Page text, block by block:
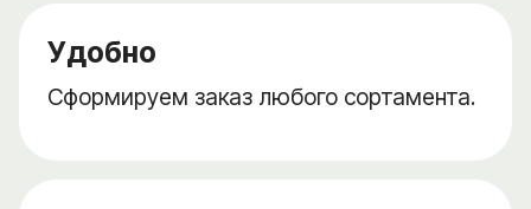
Удобно
Сформируем заказ любого сортамента.